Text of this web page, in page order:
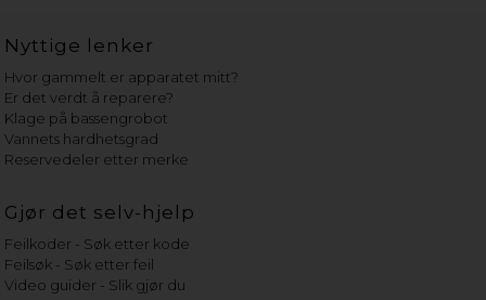
Nyttige lenker
Hvor gammelt er apparatet mitt?
Er det verdt å reparere?
Klage på bassengrobot
Vannets hardhetsgrad
Reservedeler etter merke
Gjør det selv-hjelp
Feilkoder - Søk etter kode
Feilsøk - Søk etter feil
Video guider - Slik gjør du